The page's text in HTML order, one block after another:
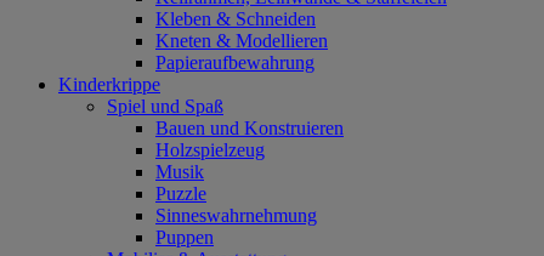
Kleben & Schneiden
Kneten & Modellieren
Papieraufbewahrung
Kinderkrippe
Spiel und Spaß
Bauen und Konstruieren
Holzspielzeug
Musik
Puzzle
Sinneswahrnehmung
Puppen